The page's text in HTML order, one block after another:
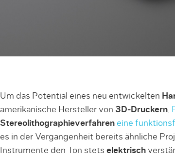
Um das Potential eines neu entwickelten
amerikanische Hersteller von 3D-Druckern,
Stereolithographieverfahren eine
es in der Vergangenheit bereits ähnliche
Instrumente den Ton stets elektrisch